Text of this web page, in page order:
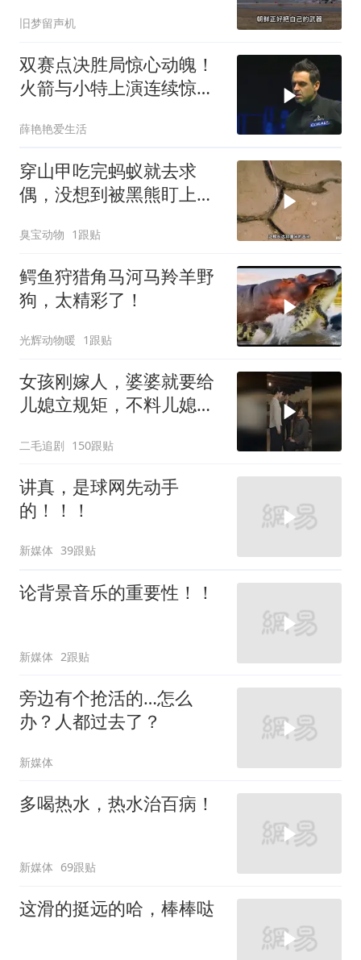
旧梦留声机
双赛点决胜局惊心动魄！
火箭与小特上演连续惊险
薛艳艳爱生活
穿山甲吃完蚂蚁就去求
偶，没想到被黑熊盯上
臭宝动物 1跟贴
鳄鱼狩猎角马河马羚羊野
狗，太精彩了！
光辉动物暖 1跟贴
女孩刚嫁人，婆婆就要给
儿媳立规矩，不料儿媳不
二毛追剧 150跟贴
讲真，是球网先动手
的！！！
新媒体 39跟贴
论背景音乐的重要性！！
新媒体 2跟贴
旁边有个抢活的…怎么
办？人都过去了？
新媒体
多喝热水，热水治百病！
新媒体 69跟贴
这滑的挺远的哈，棒棒哒